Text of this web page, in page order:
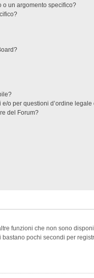
o un argomento specifico?
o per questioni d’ordine
del Forum?
funzioni che non sono
pochi secondi per